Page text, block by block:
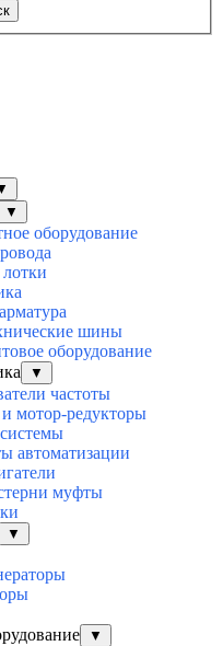
▼
оборудование
шины
оборудование
▼
частоты
мотор-редукторы
автоматизации
муфты
▼
▼